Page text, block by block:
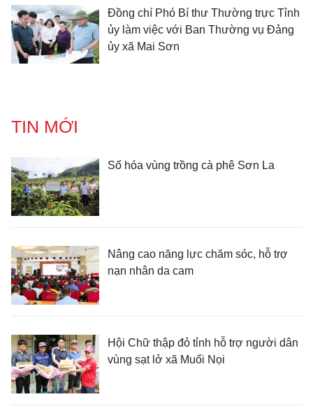
Đồng chí Phó Bí thư Thường trực Tỉnh
ủy làm việc với Ban Thường vụ Đảng
ủy xã Mai Sơn
TIN MỚI
Số hóa vùng trồng cà phê Sơn La
Nâng cao năng lực chăm sóc, hỗ trợ
nạn nhân da cam
Hội Chữ thập đỏ tỉnh hỗ trợ người dân
vùng sạt lở xã Muổi Nọi